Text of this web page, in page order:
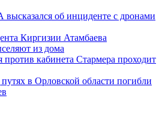
об инциденте с дронами
Киргизии Атамбаева
из дома
кабинета Стармера проходит
в Орловской области погибли